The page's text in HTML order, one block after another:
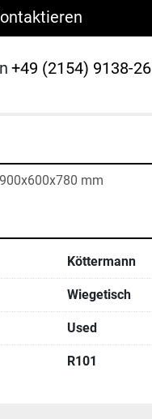
+49 (2154) 9138-26
mm
Köttermann
Wiegetisch
Used
R101